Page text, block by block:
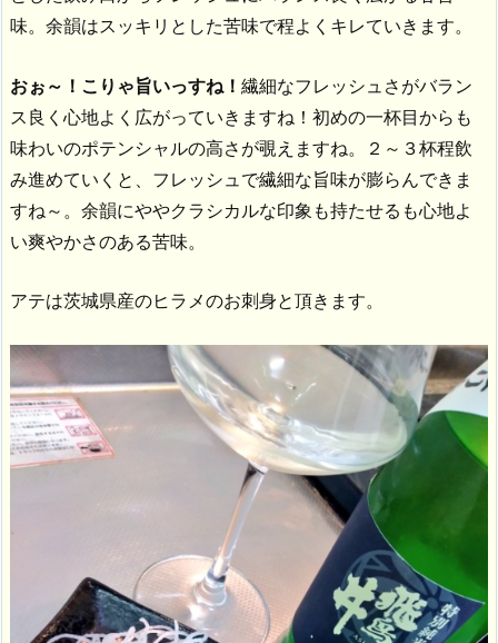
味。余韻はスッキリとした苦味で程よくキレていきます。
おぉ～！こりゃ旨いっすね！ 繊細なフレッシュさがバラン
ス良く心地よく広がっていきますね！初めの一杯目からも
味わいのポテンシャルの高さが覗えますね。２～３杯程飲
み進めていくと、フレッシュで繊細な旨味が膨らんできま
すね～。余韻にややクラシカルな印象も持たせるも心地よ
い爽やかさのある苦味。
アテは茨城県産のヒラメのお刺身と頂きます。